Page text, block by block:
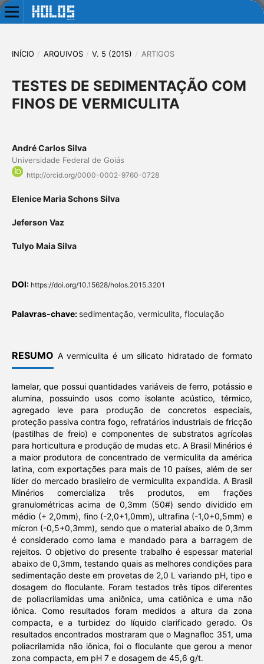
INÍCIO / ARQUIVOS / V. 5 (2015) / ARTIGOS
TESTES DE SEDIMENTAÇÃO COM
FINOS DE VERMICULITA
André Carlos Silva
Universidade Federal de Goiás
http://orcid.org/0000-0002-9760-0728
Elenice Maria Schons Silva
Jeferson Vaz
Tulyo Maia Silva
DOI: https://doi.org/10.15628/holos.2015.3201
Palavras-chave: sedimentação, vermiculita, floculação
RESUMO A vermiculita é um silicato hidratado de formato
lamelar, que possui quantidades variáveis de ferro, potássio e
alumina, possuindo usos como isolante acústico, térmico,
agregado leve para produção de concretos especiais,
proteção passiva contra fogo, refratários industriais de fricção
(pastilhas de freio) e componentes de substratos agrícolas
para horticultura e produção de mudas etc. A Brasil Minérios é
a maior produtora de concentrado de vermiculita da américa
latina, com exportações para mais de 10 países, além de ser
líder do mercado brasileiro de vermiculita expandida. A Brasil
Minérios comercializa três produtos, em frações
granulométricas acima de 0,3mm (50#) sendo dividido em
médio (+ 2,0mm), fino (-2,0+1,0mm), ultrafina (-1,0+0,5mm) e
mícron (-0,5+0,3mm), sendo que o material abaixo de 0,3mm
é considerado como lama e mandado para a barragem de
rejeitos. O objetivo do presente trabalho é espessar material
abaixo de 0,3mm, testando quais as melhores condições para
sedimentação deste em provetas de 2,0 L variando pH, tipo e
dosagem do floculante. Foram testados três tipos diferentes
de poliacrilamidas uma aniônica, uma catiônica e uma não
iônica. Como resultados foram medidos a altura da zona
compacta, e a turbidez do líquido clarificado gerado. Os
resultados encontrados mostraram que o Magnafloc 351, uma
poliacrilamida não iônica, foi o floculante que gerou a menor
zona compacta, em pH 7 e dosagem de 45,6 g/t.